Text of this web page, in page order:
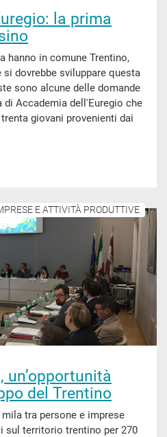
la prima
hanno in comune Trentino,
dovrebbe sviluppare questa
sono alcune delle domande
Accademia dell'Euregio che
giovani provenienti dai
E ATTIVITÀ PRODUTTIVE
un’opportunità
del Trentino
tra persone e imprese
sul territorio trentino per 270